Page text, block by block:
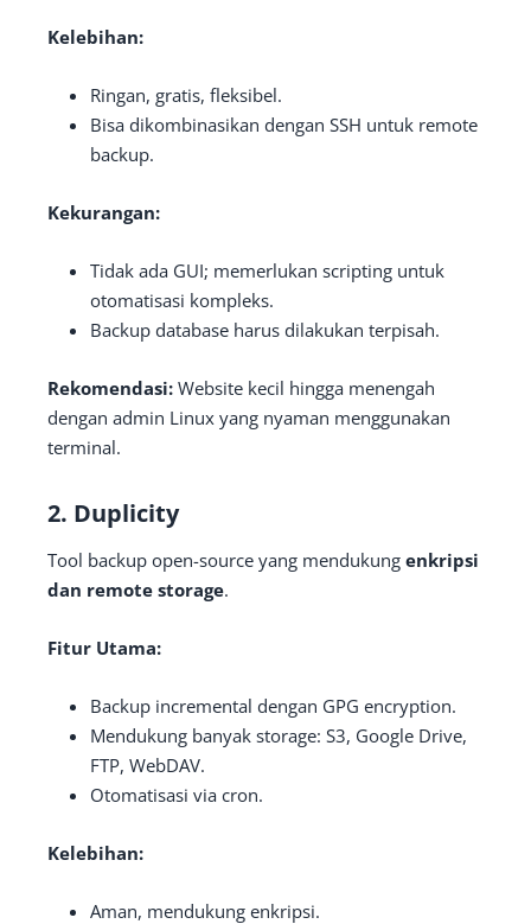
Kelebihan:
Ringan, gratis, fleksibel.
Bisa dikombinasikan dengan SSH untuk remote
backup.
Kekurangan:
Tidak ada GUI; memerlukan scripting untuk
otomatisasi kompleks.
Backup database harus dilakukan terpisah.
Rekomendasi: Website kecil hingga menengah
dengan admin Linux yang nyaman menggunakan
terminal.
2. Duplicity
Tool backup open-source yang mendukung enkripsi
dan remote storage.
Fitur Utama:
Backup incremental dengan GPG encryption.
Mendukung banyak storage: S3, Google Drive,
FTP, WebDAV.
Otomatisasi via cron.
Kelebihan:
Aman, mendukung enkripsi.